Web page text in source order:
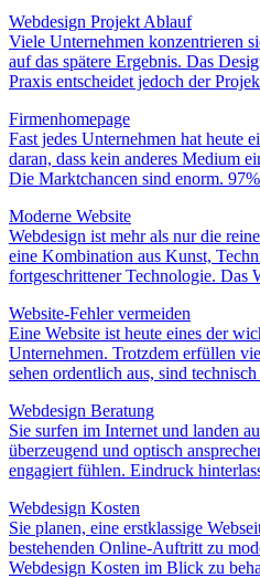
Webdesign Projekt Ablauf
Viele Unternehmen konzentrieren
auf das spätere Ergebnis. Das
Praxis entscheidet jedoch der
Firmenhomepage
Fast jedes Unternehmen hat heute
daran, dass kein anderes Medium
Die Marktchancen sind enorm.
Moderne Website
Webdesign ist mehr als nur die
eine Kombination aus Kunst,
fortgeschrittener Technologie. Das
Website-Fehler vermeiden
Eine Website ist heute eines der
Unternehmen. Trotzdem erfüllen
sehen ordentlich aus, sind
Webdesign Beratung
Sie surfen im Internet und landen
überzeugend und optisch
engagiert fühlen. Eindruck
Webdesign Kosten
Sie planen, eine erstklassige
bestehenden Online-Auftritt zu
Webdesign Kosten im Blick zu